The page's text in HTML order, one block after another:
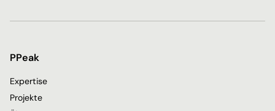
PPeak
Expertise
Projekte